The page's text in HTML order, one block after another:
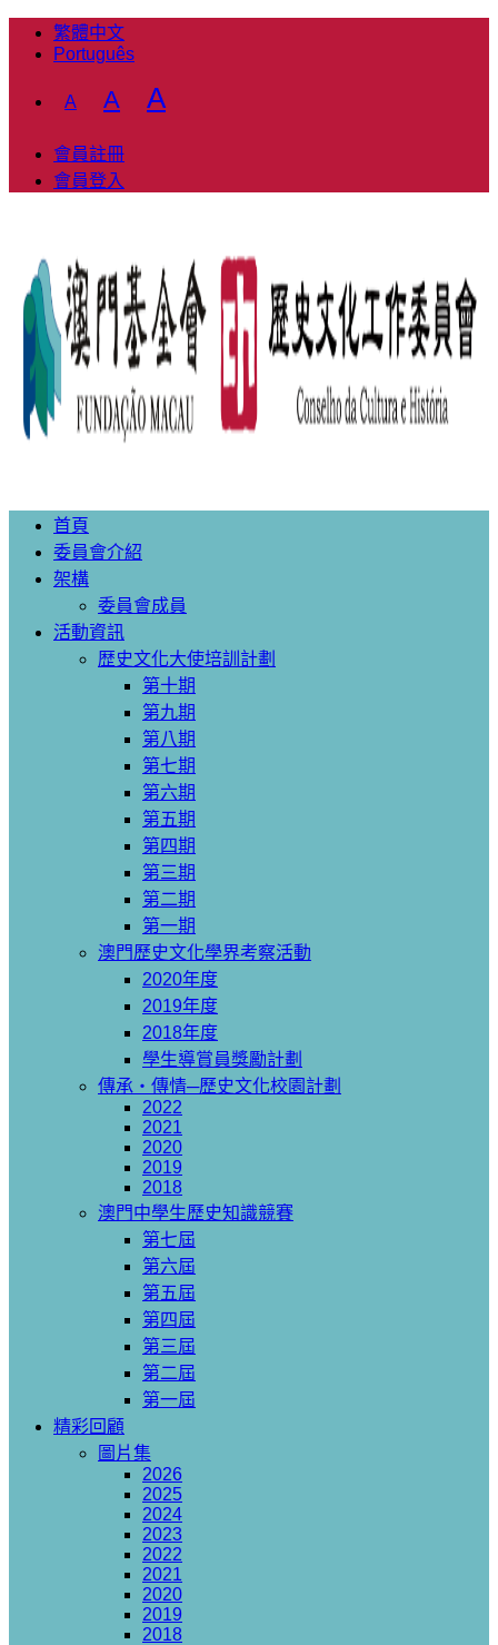
繁體中文
Português
A
Decrease
fontA Reset
size.
AIncrease
會員註冊
會員登入
首頁
委員會介紹
架構
委員會成員
活動資訊
歴史文化大使培訓計劃
第十期
第九期
第八期
第七期
第六期
第五期
第四期
第三期
第二期
第一期
澳門歷史文化學界考察活動
2020年度
2019年度
2018年度
學生導賞員獎勵計劃
傳承‧傳情─歷史文化校園計劃
2022
2021
2020
2019
2018
澳門中學生歷史知識競賽
第七屆
第六屆
第五屆
第四屆
第三屆
第二屆
第一屆
精彩回顧
圖片集
2026
2025
2024
2023
2022
2021
2020
2019
2018